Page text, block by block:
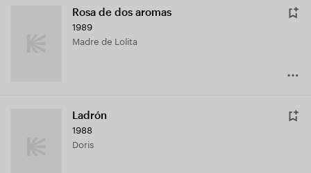
Rosa de dos aromas
1989
Madre de Lolita
Ladrón
1988
Doris